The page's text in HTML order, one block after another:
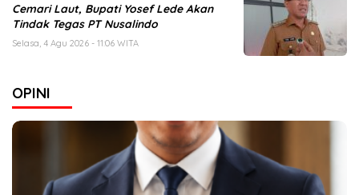
Cemari Laut, Bupati Yosef Lede Akan
Tindak Tegas PT Nusalindo
Selasa, 4 Agu 2026 - 11:06 WITA
OPINI